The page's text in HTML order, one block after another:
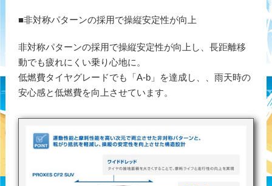
■非対称パターンの採用で操縦安定性が向上
非対称パターンの採用で操縦安定性が向上し、長距離移
動でも疲れにくい乗り心地に。
低燃費タイヤグレードでも「A-b」を達成し、、雨天時の
安心感と低燃費を向上させています。